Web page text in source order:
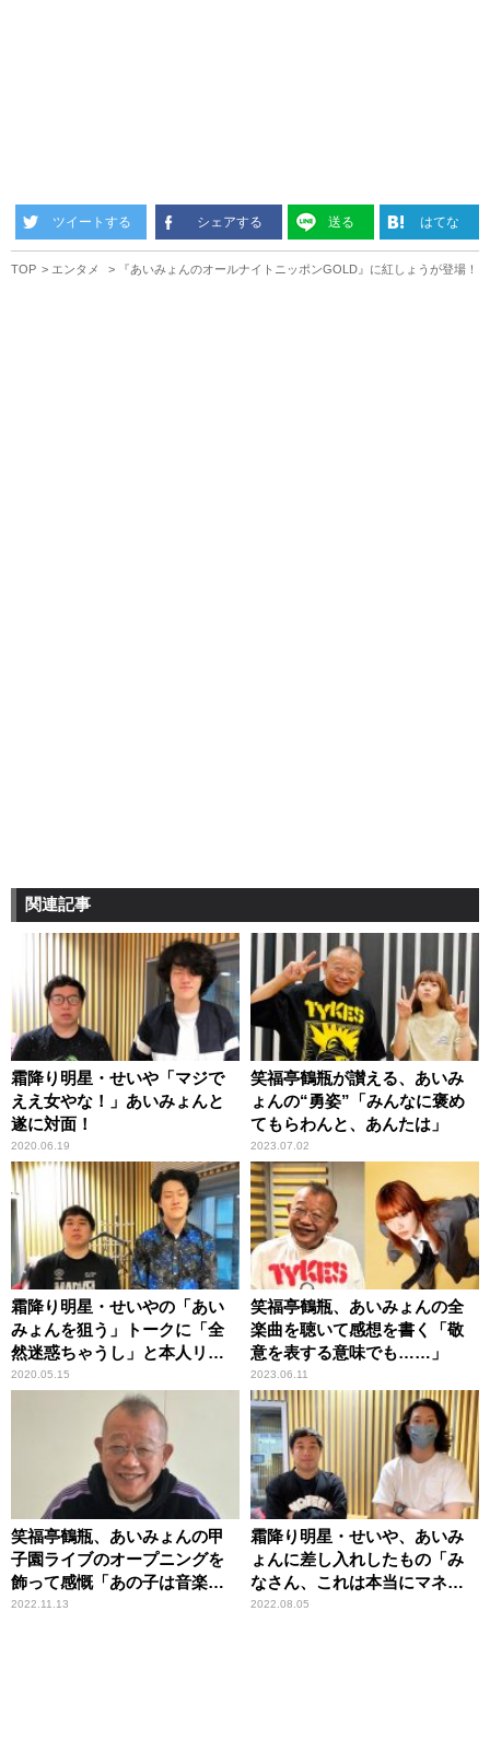
ツイートする シェアする 送る はてな
TOP エンタメ 『あいみょんのオールナイトニッポンGOLD』に紅しょうが登場！
関連記事
霜降り明星・せいや「マジで
ええ女やな！」あいみょんと
遂に対面！
2020.06.19
笑福亭鶴瓶が讃える、あいみ
ょんの“勇姿”「みんなに褒め
てもらわんと、あんたは」
2023.07.02
霜降り明星・せいやの「あい
みょんを狙う」トークに「全
然迷惑ちゃうし」と本人リア
クション
2020.05.15
笑福亭鶴瓶、あいみょんの全
楽曲を聴いて感想を書く「敬
意を表する意味でも……」
2023.06.11
笑福亭鶴瓶、あいみょんの甲
子園ライブのオープニングを
飾って感慨「あの子は音楽史
に残る子ですから」
2022.11.13
霜降り明星・せいや、あいみ
ょんに差し入れしたもの「み
なさん、これは本当にマネし
てください」
2022.08.05